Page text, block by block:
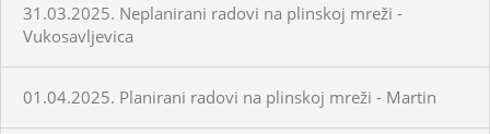
31.03.2025. Neplanirani radovi na plinskoj mreži -
Vukosavljevica
01.04.2025. Planirani radovi na plinskoj mreži - Martin